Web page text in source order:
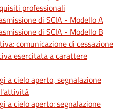
professionali
di SCIA - Modello A
di SCIA - Modello B
comunicazione di cessazione
esercitata a carattere
a cielo aperto, segnalazione
a cielo aperto: segnalazione